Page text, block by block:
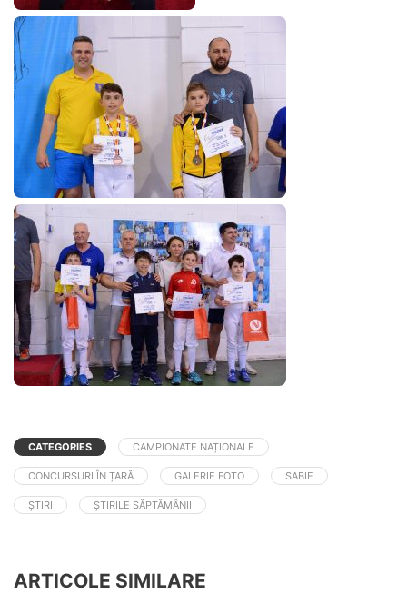
CATEGORIES CAMPIONATE NAȚIONALE
CONCURSURI ÎN ȚARĂ GALERIE FOTO SABIE
ȘTIRI ȘTIRILE SĂPTĂMÂNII
ARTICOLE SIMILARE